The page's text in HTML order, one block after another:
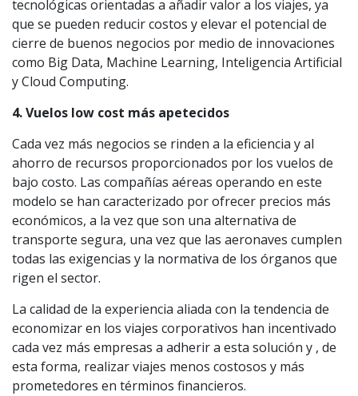
tecnológicas orientadas a añadir valor a los viajes, ya
que se pueden reducir costos y elevar el potencial de
cierre de buenos negocios por medio de innovaciones
como Big Data, Machine Learning, Inteligencia Artificial
y Cloud Computing.
4. Vuelos low cost más apetecidos
Cada vez más negocios se rinden a la eficiencia y al
ahorro de recursos proporcionados por los vuelos de
bajo costo. Las compañías aéreas operando en este
modelo se han caracterizado por ofrecer precios más
económicos, a la vez que son una alternativa de
transporte segura, una vez que las aeronaves cumplen
todas las exigencias y la normativa de los órganos que
rigen el sector.
La calidad de la experiencia aliada con la tendencia de
economizar en los viajes corporativos han incentivado
cada vez más empresas a adherir a esta solución y , de
esta forma, realizar viajes menos costosos y más
prometedores en términos financieros.